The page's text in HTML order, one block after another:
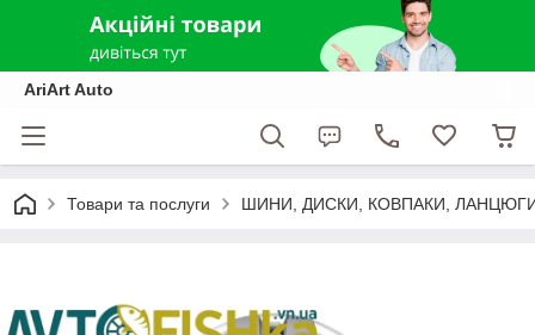
AriArt Auto
Товари та послуги ШИНИ, ДИСКИ, КОВПАКИ,